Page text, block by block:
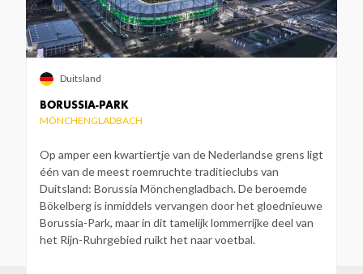
BORUSSIA-PARK
MÖNCHENGLADBACH
Op amper een kwartiertje van de Nederlandse grens ligt
één van de meest roemruchte traditieclubs van
Duitsland: Borussia Mönchengladbach. De beroemde
Bökelberg is inmiddels vervangen door het gloednieuwe
Borussia-Park, maar in dit tamelijk lommerrijke deel van
het Rijn-Ruhrgebied ruikt het naar voetbal.
Duitsland